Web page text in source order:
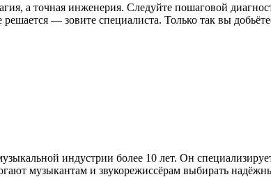
а точная инженерия. Следуйте пошаговой
— зовите специалиста. Только так вы
индустрии более 10 лет. Он
музыкантам и звукорежиссёрам выбирать